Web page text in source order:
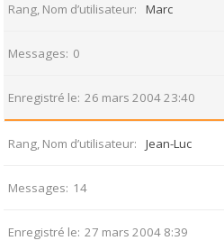
Rang, Nom d’utilisateur Marc
Messages 0
Enregistré le 26 mars 2004 23:40
Rang, Nom d’utilisateur Jean-Luc
Messages 14
Enregistré le 27 mars 2004 8:39